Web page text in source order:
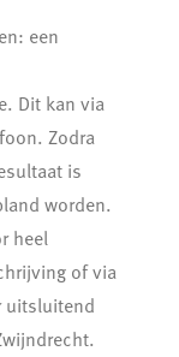
een
Dit kan via
Zodra
is
worden.
heel
of via
uitsluitend